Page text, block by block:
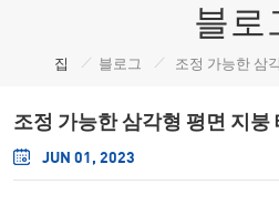
블로
집 / 블로그 / 조정 가능한 삼
조정 가능한 삼각형 평면 지붕
JUN 01, 2023